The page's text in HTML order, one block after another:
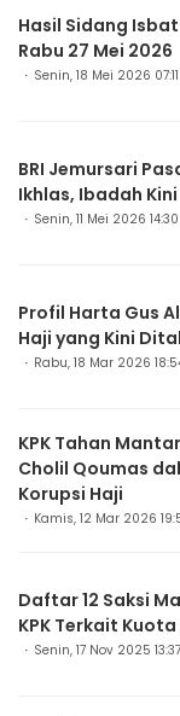
Hasil Sidang
Rabu 27 Mei 2026
Senin, 18 Mei 2026
BRI Jemursari
Ikhlas, Ibadah
Senin, 11 Mei 2026
Profil Harta Gus
Haji yang Kini
Rabu, 18 Mar 2026
KPK Tahan
Cholil Qoumas
Korupsi Haji
Kamis, 12 Mar 2026
Daftar 12 Saksi
KPK Terkait
Senin, 17 Nov 2025